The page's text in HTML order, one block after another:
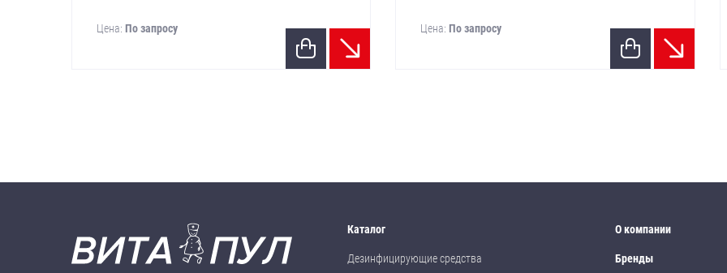
Цена: По запросу Цена:По запросу
Каталог
Дезинфицирующие средства
О компании
Бренды